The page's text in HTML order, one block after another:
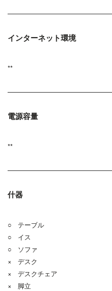
インターネット環境
**
電源容量
**
什器
○ テーブル
○ イス
○ ソファ
× デスク
× デスクチェア
× 脚立